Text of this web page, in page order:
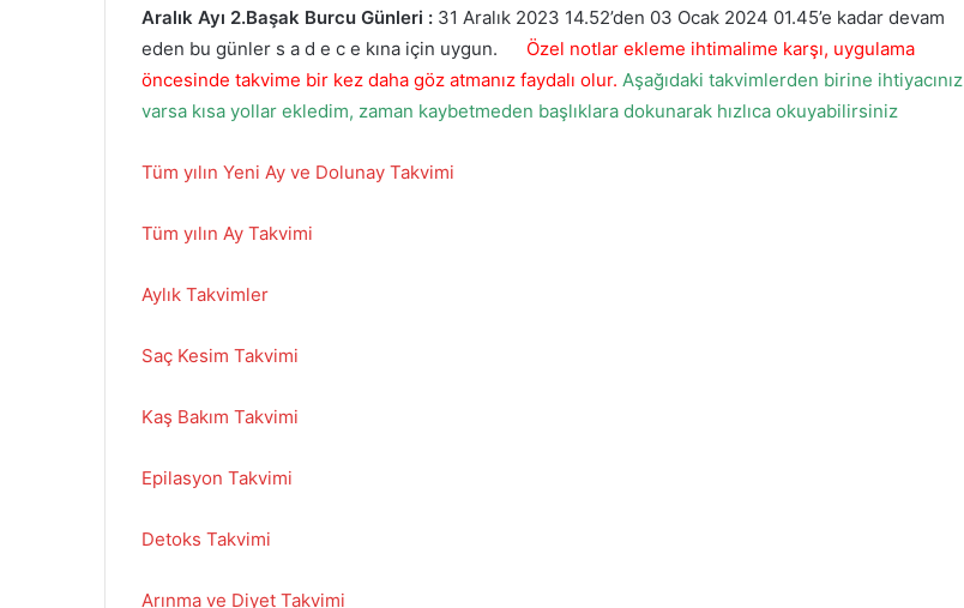
Aralık Ayı 2.Başak Burcu Günleri : 31 Aralık 2023 14.52’den 03 Ocak 2024 01.45’e kadar devam
eden bu günler s a d e c e kına için uygun. Özel notlar ekleme ihtimalime karşı, uygulama
öncesinde takvime bir kez daha göz atmanız faydalı olur. Aşağıdaki takvimlerden birine ihtiyacınız
varsa kısa yollar ekledim, zaman kaybetmeden başlıklara dokunarak hızlıca okuyabilirsiniz
Tüm yılın Yeni Ay ve Dolunay Takvimi
Tüm yılın Ay Takvimi
Aylık Takvimler
Saç Kesim Takvimi
Kaş Bakım Takvimi
Epilasyon Takvimi
Detoks Takvimi
Arınma ve Diyet Takvimi